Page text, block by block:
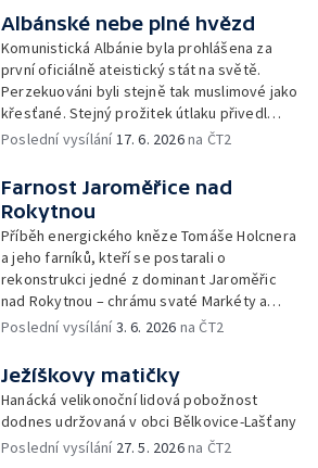
dnes žijí řeholní sestry mimo zdi kláštera?
Albánské nebe plné hvězd
Komunistická Albánie byla prohlášena za
první oficiálně ateistický stát na světě.
Perzekuováni byli stejně tak muslimové jako
křesťané. Stejný prožitek útlaku přivedl
tamní věřící k náboženské snášenlivosti a
Poslední vysílání17. 6. 2026na ČT2
Farnost Jaroměřice nad
Rokytnou
Příběh energického kněze Tomáše Holcnera
a jeho farníků, kteří se postarali o
rekonstrukci jedné z dominant Jaroměřic
nad Rokytnou – chrámu svaté Markéty a
vlastníma rukama pomáhali při výstavbě
Poslední vysílání3. 6. 2026 na ČT2
Ježíškovy matičky
Hanácká velikonoční lidová pobožnost
dodnes udržovaná v obci Bělkovice-Lašťany
Poslední vysílání 27. 5. 2026na ČT2